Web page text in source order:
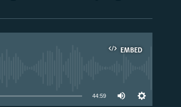
EMBED
44:59